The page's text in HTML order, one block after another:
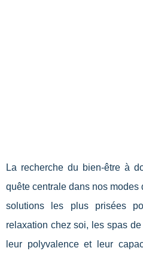
La recherche du bien-être à
quête centrale dans nos modes
solutions les plus prisées
relaxation chez soi, les spas
leur polyvalence et leur